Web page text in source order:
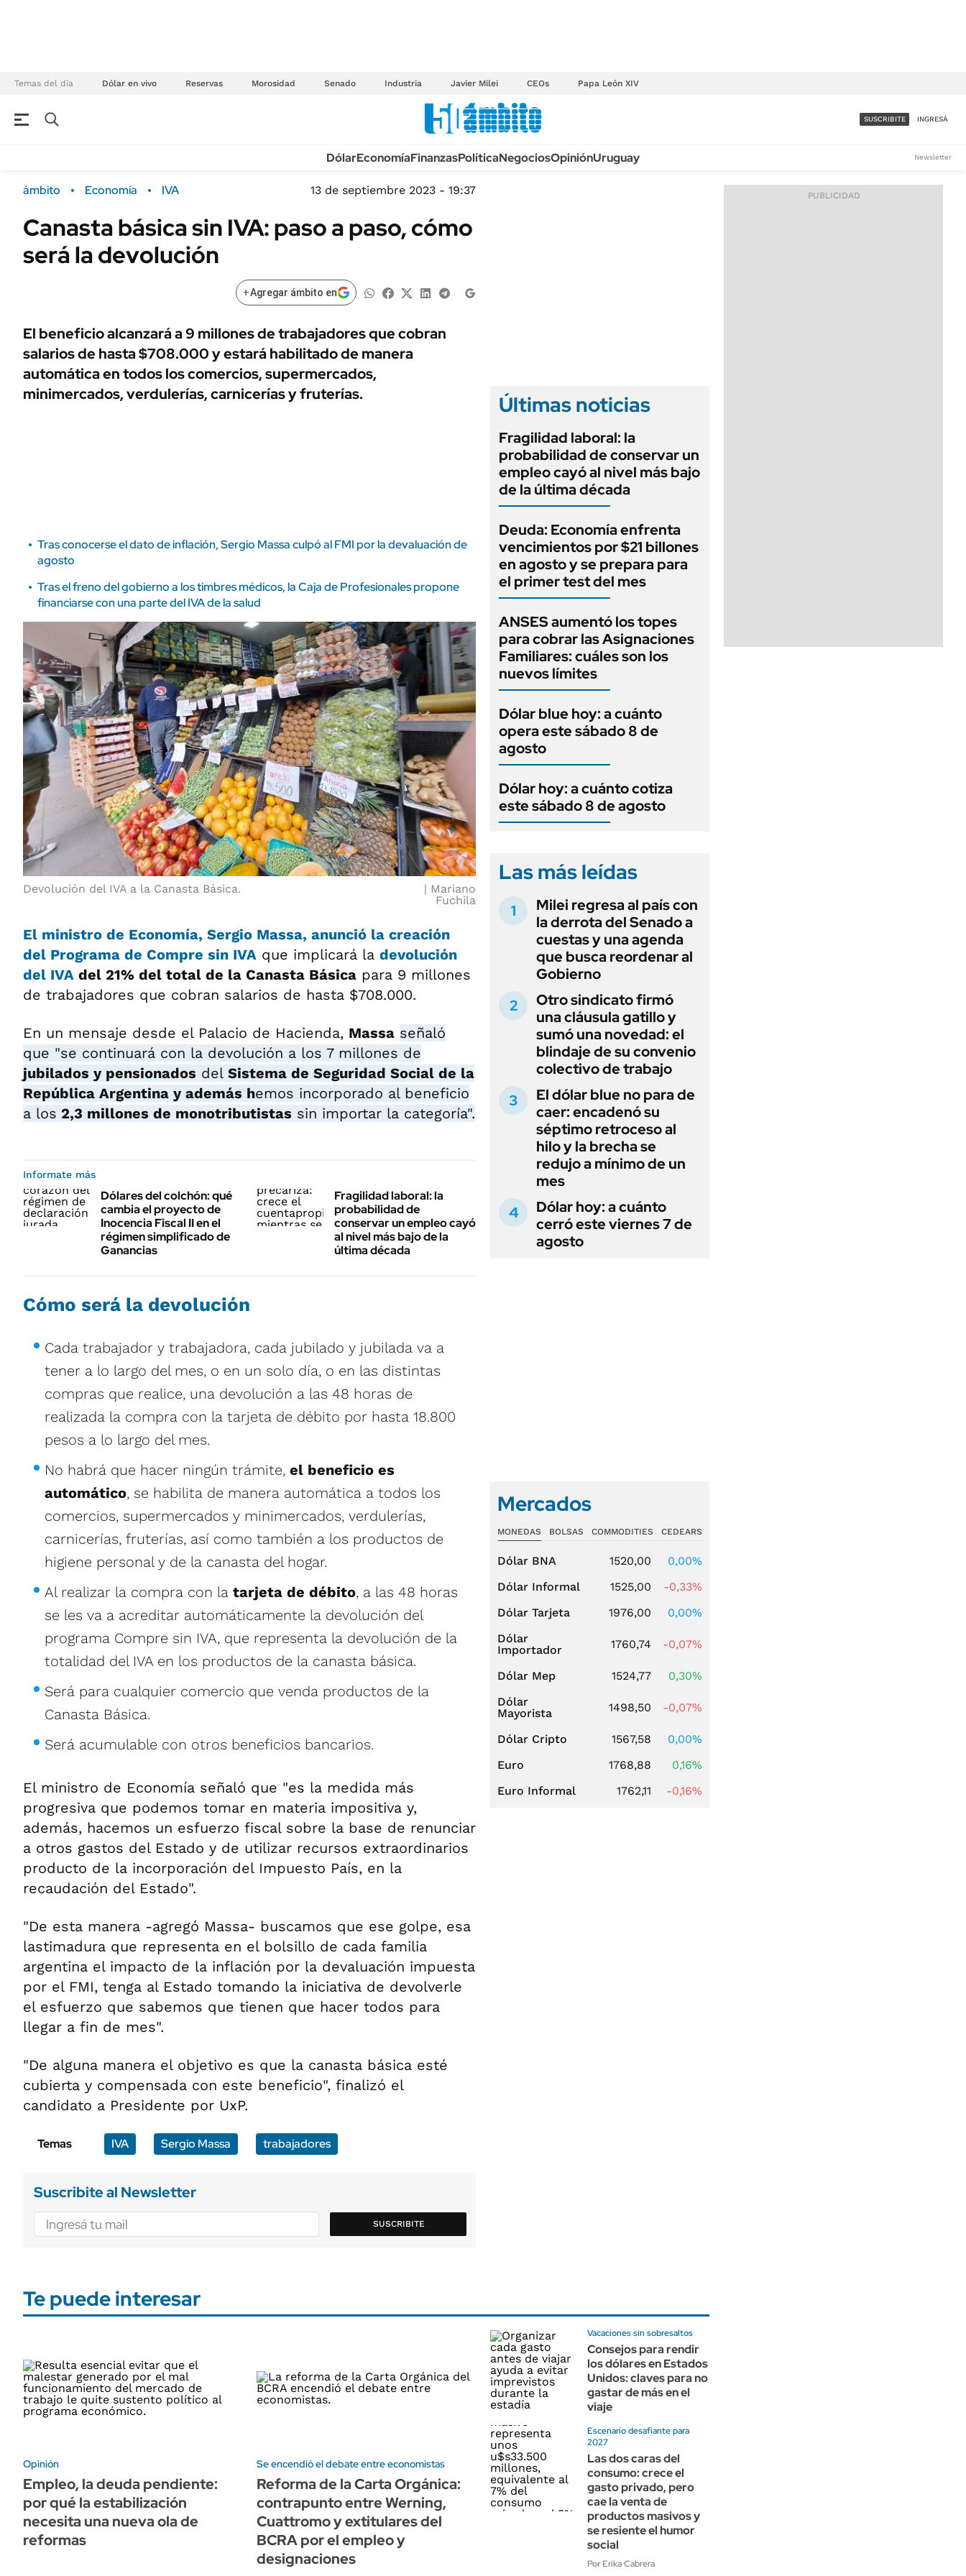
Temas del día Dólar en vivo Reservas Morosidad Senado Industria Javier Milei CEOs Papa León XIV
Campo
FINANZAS
ÁMBITO DEBATE
MEDIAKIT AMBITO DEBATE
Sustentabilidad
Seguros
POLÍTICA
URUGUAY
TECNOLOGÍA
MÉXICO
MUNDO
LIFESTYLE
AUTOS
ACCESO FULL - $1.800/MES
SUSCRIBITE INGRESÁ
DólarEconomíaFinanzasPolíticaNegociosOpiniónUruguay Newsletter
ámbito Economía IVA 13 de septiembre 2023 - 19:37
Canasta básica sin IVA: paso a paso, cómo
será la devolución
+Agregar ámbito en
El beneficio alcanzará a 9 millones de trabajadores que cobran
salarios de hasta $708.000 y estará habilitado de manera
automática en todos los comercios, supermercados,
minimercados, verdulerías, carnicerías y fruterías.
Tras conocerse el dato de inflación, Sergio Massa culpó al FMI por la devaluación de
agosto
Tras el freno del gobierno a los timbres médicos, la Caja de Profesionales propone
financiarse con una parte del IVA de la salud
Devolución del IVA a la Canasta Básica.
Mariano
Fuchila
El ministro de Economía, Sergio Massa, anunció la creación
del Programa de Compre sin IVA que implicará la devolución
del IVA del 21% del total de la Canasta Básica para 9 millones
de trabajadores que cobran salarios de hasta $708.000.
En un mensaje desde el Palacio de Hacienda, Massa señaló
que "se continuará con la devolución a los 7 millones de
jubilados y pensionados del Sistema de Seguridad Social de la
República Argentina y además hemos incorporado al beneficio
a los 2,3 millones de monotributistas sin importar la categoría".
Informate más
Dólares del colchón: qué
cambia el proyecto de
Inocencia Fiscal II en el
régimen simplificado de
Ganancias
Fragilidad laboral: la
probabilidad de
conservar un empleo cayó
al nivel más bajo de la
última década
Cómo será la devolución
Cada trabajador y trabajadora, cada jubilado y jubilada va a
tener a lo largo del mes, o en un solo día, o en las distintas
compras que realice, una devolución a las 48 horas de
realizada la compra con la tarjeta de débito por hasta 18.800
pesos a lo largo del mes.
No habrá que hacer ningún trámite, el beneficio es
automático, se habilita de manera automática a todos los
comercios, supermercados y minimercados, verdulerías,
carnicerías, fruterías, así como también a los productos de
higiene personal y de la canasta del hogar.
Al realizar la compra con la tarjeta de débito, a las 48 horas
se les va a acreditar automáticamente la devolución del
programa Compre sin IVA, que representa la devolución de la
totalidad del IVA en los productos de la canasta básica.
Será para cualquier comercio que venda productos de la
Canasta Básica.
Será acumulable con otros beneficios bancarios.
El ministro de Economía señaló que "es la medida más
progresiva que podemos tomar en materia impositiva y,
además, hacemos un esfuerzo fiscal sobre la base de renunciar
a otros gastos del Estado y de utilizar recursos extraordinarios
producto de la incorporación del Impuesto País, en la
recaudación del Estado".
"De esta manera -agregó Massa- buscamos que ese golpe, esa
lastimadura que representa en el bolsillo de cada familia
argentina el impacto de la inflación por la devaluación impuesta
por el FMI, tenga al Estado tomando la iniciativa de devolverle
el esfuerzo que sabemos que tienen que hacer todos para
llegar a fin de mes".
"De alguna manera el objetivo es que la canasta básica esté
cubierta y compensada con este beneficio", finalizó el
candidato a Presidente por UxP.
Temas IVA Sergio Massa trabajadores
Suscribite al Newsletter
SUSCRIBITE
Últimas noticias
Fragilidad laboral: la
probabilidad de conservar un
empleo cayó al nivel más bajo
de la última década
Deuda: Economía enfrenta
vencimientos por $21 billones
en agosto y se prepara para
el primer test del mes
ANSES aumentó los topes
para cobrar las Asignaciones
Familiares: cuáles son los
nuevos límites
Dólar blue hoy: a cuánto
opera este sábado 8 de
agosto
Dólar hoy: a cuánto cotiza
este sábado 8 de agosto
Las más leídas
Milei regresa al país con
la derrota del Senado a
cuestas y una agenda
que busca reordenar al
Gobierno
Otro sindicato firmó
una cláusula gatillo y
sumó una novedad: el
blindaje de su convenio
colectivo de trabajo
El dólar blue no para de
caer: encadenó su
séptimo retroceso al
hilo y la brecha se
redujo a mínimo de un
mes
Dólar hoy: a cuánto
cerró este viernes 7 de
agosto
Mercados
MONEDAS BOLSAS COMMODITIES CEDEARS
Dólar BNA 1520,00
0,00%
Dólar Informal
1525,00
-0,33%
Dólar Tarjeta
1976,00
0,00%
Dólar
Importador
1760,74 -0,07%
Dólar Mep 1524,77
0,30%
Dólar
Mayorista
1498,50 -0,07%
Dólar Cripto 1567,58
0,00%
Euro
1768,88
0,16%
Euro Informal
1762,11 -0,16%
Te puede interesar
Opinión
Empleo, la deuda pendiente:
por qué la estabilización
necesita una nueva ola de
reformas
Se encendió el debate entre economistas
Reforma de la Carta Orgánica:
contrapunto entre Werning,
Cuattromo y extitulares del
BCRA por el empleo y
designaciones
Vacaciones sin sobresaltos
Consejos para rendir
los dólares en Estados
Unidos: claves para no
gastar de más en el
viaje
Escenario desafiante para
2027
Las dos caras del
consumo: crece el
gasto privado, pero
cae la venta de
productos masivos y
se resiente el humor
social
Por Erika Cabrera